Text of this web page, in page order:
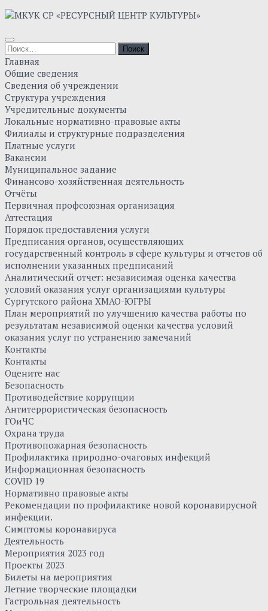
Skip
content
Найти:
Главная
Общие сведения
Сведения об учреждении
Структура учреждения
Учредительные документы
Локальные нормативно-правовые акты
Филиалы и структурные подразделения
Платные услуги
Вакансии
Муниципальное задание
Финансово-хозяйственная деятельность
Отчёты
Первичная профсоюзная организация
Аттестация
Порядок предоставления услуги
Предписания органов, осуществляющих
государственный контроль в сфере культуры и отчетов об
исполнении указанных предписаний
Аналитический отчет: независимая оценка качества
условий оказания услуг организациями культуры
Сургутского района ХМАО-ЮГРЫ
План мероприятий по улучшению качества работы по
результатам независимой оценки качества условий
оказания услуг по устранению замечаний
Контакты
Контакты
Оцените нас
Безопасность
Противодействие коррупции
Антитеррористическая безопасность
ГОиЧС
Охрана труда
Противопожарная безопасность
Профилактика природно-очаговых инфекций
Информационная безопасность
COVID 19
Нормативно правовые акты
Рекомендации по профилактике новой коронавирусной
инфекции.
Симптомы коронавируса
Деятельность
Мероприятия 2023 год
Проекты 2023
Билеты на мероприятия
Летние творческие площадки
Гастрольная деятельность